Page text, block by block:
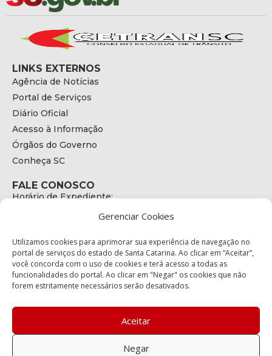
Gerenciar Cookies
Utilizamos cookies para aprimorar sua experiência de navegação no
portal de serviços do estado de Santa Catarina. Ao clicar em “Aceitar”,
você concorda com o uso de cookies e terá acesso a todas as
funcionalidades do portal. Ao clicar em "Negar" os cookies que não
forem estritamente necessários serão desativados.
Aceitar
Negar
LINKS EXTERNOS
Agência de Notícias
Portal de Serviços
Diário Oficial
Acesso à Informação
Órgãos do Governo
Conheça SC
FALE CONOSCO
Horário de Expediente:
E-mail:
secretariaexecutiva@cetran.sc.gov.br
ENDEREÇO
Endereço:
Bairro:
Coqueiros, Florianópolis SC
88.080-160